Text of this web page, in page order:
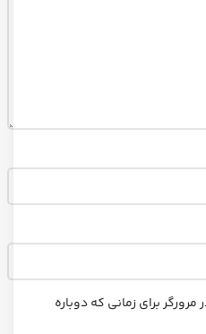
برای زمانی که دوباره